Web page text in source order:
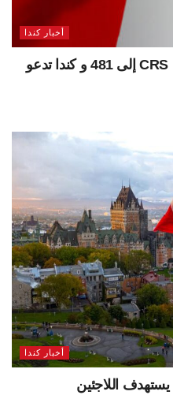
أخبار كندا
Express Entry:تخفيض درجة CRS إلى 481 و كندا تدعو
أخبار كندا
اللاجئين